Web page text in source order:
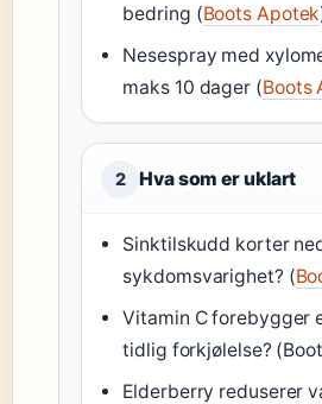
bedring (Boots Apotek
Nesespray med
maks 10 dager (Boots
2 Hva som er uklart
Sinktilskudd korter
sykdomsvarighet? (
Vitamin C forebygger
tidlig forkjølelse?
Elderberry reduserer